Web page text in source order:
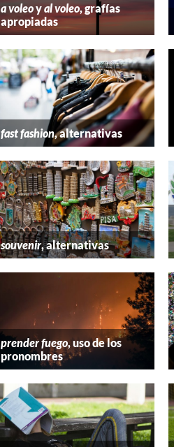
a voleoyal voleo, grafías
apropiadas
fast fashion, alternativas
souvenir, alternativas
prender fuego, uso de los
pronombres